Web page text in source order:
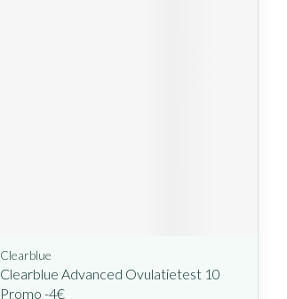
Clearblue
Clearblue Advanced Ovulatietest 10
Promo -4€